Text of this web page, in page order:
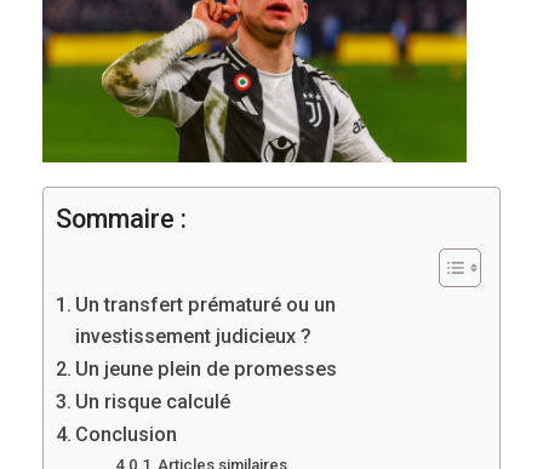
Sommaire :
Un transfert prématuré ou un
investissement judicieux ?
Un jeune plein de promesses
Un risque calculé
Conclusion
Articles similaires